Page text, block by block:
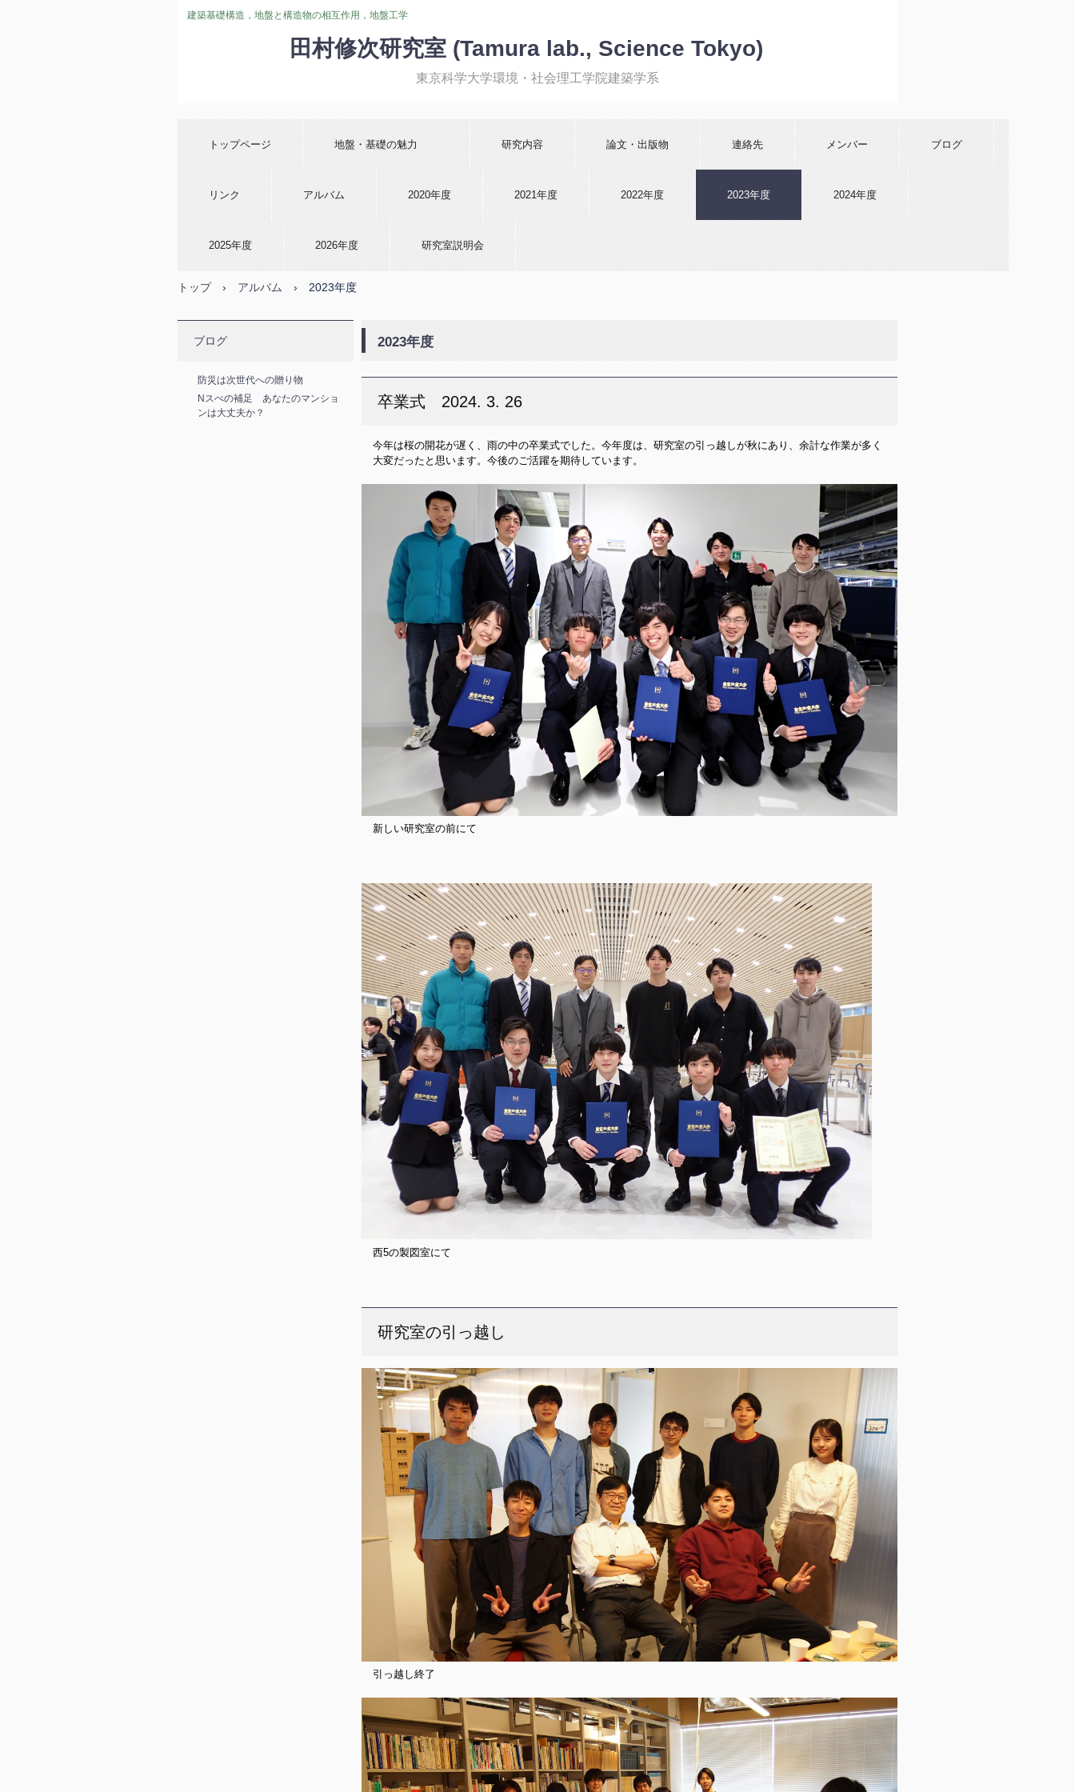
田村修次研究室 (Tamura lab., Science Tokyo)
建築基礎構造，地盤と構造物の相互作用，地盤工学
東京科学大学環境・社会理工学院建築学系
トップページ 地盤・基礎の魅力 研究内容 論文・出版物 連絡先 メンバー ブログ
リンク アルバム 2020年度 2021年度 2022年度 2023年度 2024年度
2025年度 2026年度 研究室説明会
トップ › アルバム › 2023年度
2023年度
卒業式 2024. 3. 26
今年は桜の開花が遅く、雨の中の卒業式でした。今年度は、研究室の引っ越しが秋にあり、余計な作業が多く
大変だったと思います。今後のご活躍を期待しています。
新しい研究室の前にて
西5の製図室にて
研究室の引っ越し
引っ越し終了
ブログ
防災は次世代への贈り物
Nスぺの補足 あなたのマンショ
ンは大丈夫か？